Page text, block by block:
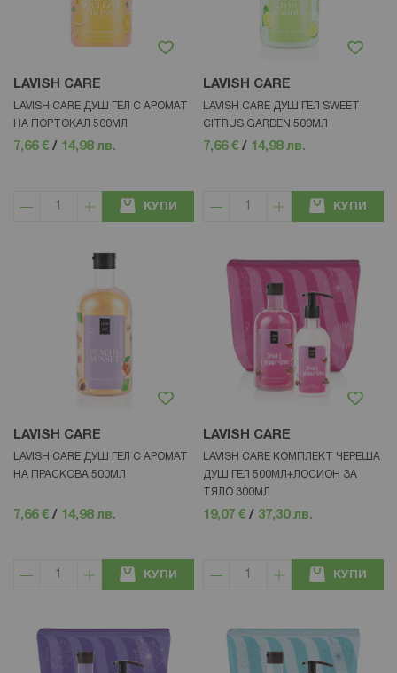
LAVISH CARE
LAVISH CARE ДУШ ГЕЛ С АРОМАТ
НА ПОРТОКАЛ 500МЛ
7,66 € / 14,98 лв.
КУПИ
LAVISH CARE
LAVISH CARE ДУШ ГЕЛ SWEET
CITRUS GARDEN 500МЛ
7,66 € / 14,98 лв.
КУПИ
LAVISH CARE
LAVISH CARE ДУШ ГЕЛ С АРОМАТ
НА ПРАСКОВА 500МЛ
7,66 € / 14,98 лв.
КУПИ
LAVISH CARE
LAVISH CARE КОМПЛЕКТ ЧЕРЕША
ДУШ ГЕЛ 500МЛ+ЛОСИОН ЗА
ТЯЛО 300МЛ
19,07 € / 37,30 лв.
КУПИ